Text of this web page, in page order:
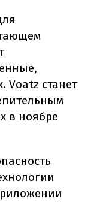
Voatz станет
в ноябре